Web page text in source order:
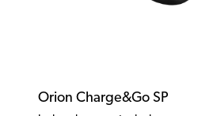
Orion Charge&Go SP